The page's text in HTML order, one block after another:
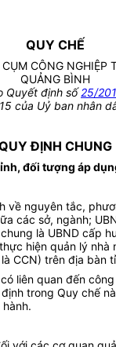
QUY CHẾ
CÔNG NGHIỆP
QUẢNG BÌNH
Quyết định số25/
của Uỷ ban nhân
ĐỊNH CHUNG
đối tượng áp
về nguyên tắc,
các sở, ngành;
là UBND cấp
hiện quản lý nhà
CCN) trên địa bàn
liên quan đến
trong Quy chế